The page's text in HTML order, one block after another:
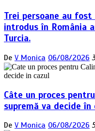
Trei persoane au
introdus în România
Turcia.
De V Monica 06/08/2026
Câte un proces
supremă va decide în
De V Monica 06/08/2026